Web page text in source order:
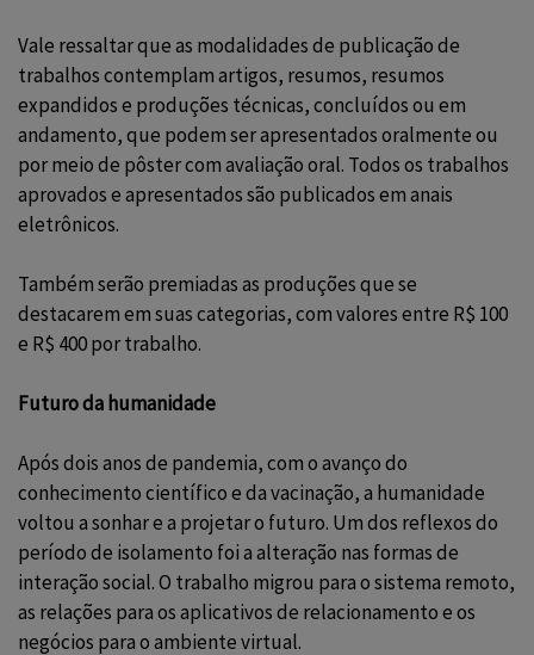
Vale ressaltar que as modalidades de publicação de
trabalhos contemplam artigos, resumos, resumos
expandidos e produções técnicas, concluídos ou em
andamento, que podem ser apresentados oralmente ou
por meio de pôster com avaliação oral. Todos os trabalhos
aprovados e apresentados são publicados em anais
eletrônicos.
Também serão premiadas as produções que se
destacarem em suas categorias, com valores entre R$ 100
e R$ 400 por trabalho.
Futuro da humanidade
Após dois anos de pandemia, com o avanço do
conhecimento científico e da vacinação, a humanidade
voltou a sonhar e a projetar o futuro. Um dos reflexos do
período de isolamento foi a alteração nas formas de
interação social. O trabalho migrou para o sistema remoto,
as relações para os aplicativos de relacionamento e os
negócios para o ambiente virtual.